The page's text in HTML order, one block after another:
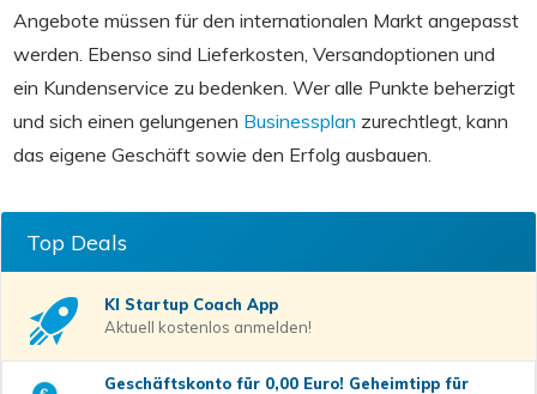
Angebote müssen für den internationalen Markt angepasst
werden. Ebenso sind Lieferkosten, Versandoptionen und
ein Kundenservice zu bedenken. Wer alle Punkte beherzigt
und sich einen gelungenen Businessplan zurechtlegt, kann
das eigene Geschäft sowie den Erfolg ausbauen.
Top Deals
KI Startup Coach App
Aktuell kostenlos anmelden!
Geschäftskonto für 0,00 Euro! Geheimtipp für